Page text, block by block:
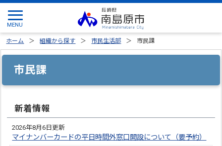
ホーム 組織から探す 市民生活部 市民課
市民課
新着情報
2026年8月6日更新
マイナンバーカードの平日時間外窓口開設について（要予約）